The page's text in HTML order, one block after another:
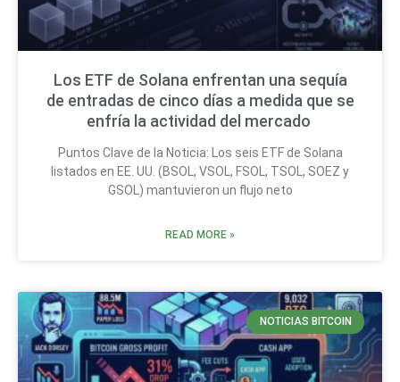
Los ETF de Solana enfrentan una sequía
de entradas de cinco días a medida que se
enfría la actividad del mercado
Puntos Clave de la Noticia: Los seis ETF de Solana
listados en EE. UU. (BSOL, VSOL, FSOL, TSOL, SOEZ y
GSOL) mantuvieron un flujo neto
READ MORE »
NOTICIAS BITCOIN